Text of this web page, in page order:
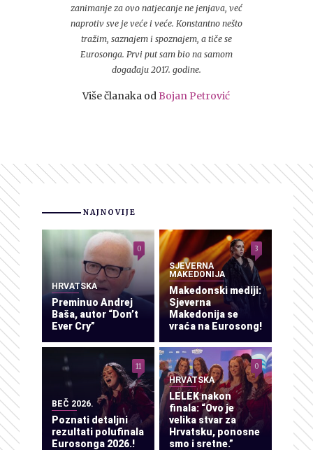
zanimanje za ovo natjecanje ne jenjava, već
naprotiv sve je veće i veće. Konstantno nešto
tražim, saznajem i spoznajem, a tiče se
Eurosonga. Prvi put sam bio na samom
događaju 2017. godine.
Više članaka odBojan Petrović
NAJNOVIJE
HRVATSKA
Preminuo Andrej
Baša, autor “Don’t
Ever Cry”
0
SJEVERNA
MAKEDONIJA
Makedonski mediji:
Sjeverna
Makedonija se
vraća na Eurosong!
3
BEČ 2026.
Poznati detaljni
rezultati polufinala
Eurosonga 2026.!
11
HRVATSKA
LELEK nakon
finala: “Ovo je
velika stvar za
Hrvatsku, ponosne
smo i sretne.”
0